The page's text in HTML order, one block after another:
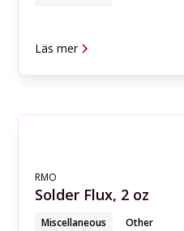
Läs mer
RMO
Solder Flux, 2 oz
Miscellaneous Other